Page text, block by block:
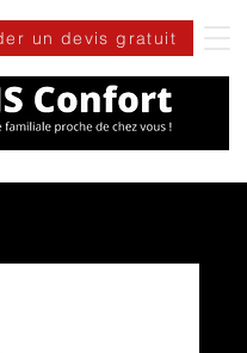
un devis gratuit